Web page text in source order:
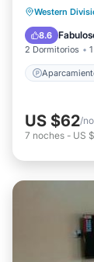
Western
8.6
2 Dormitorios
US $62/
7 noches - US